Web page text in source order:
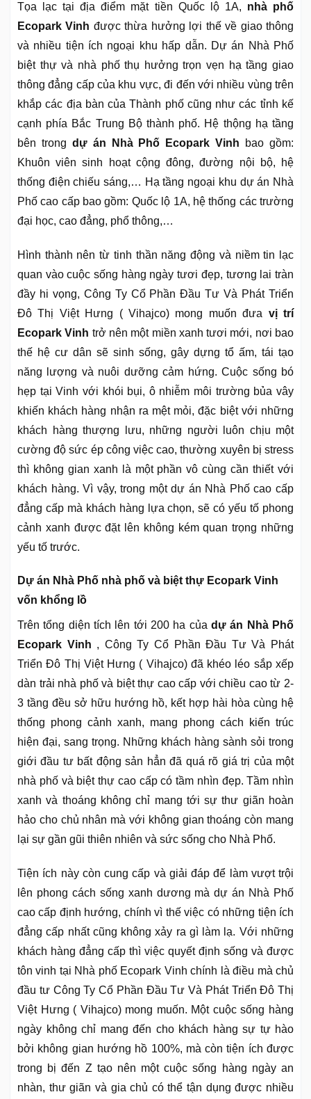
Tọa lạc tại địa điểm mặt tiền Quốc lộ 1A, nhà phố
Ecopark Vinh được thừa hưởng lợi thế về giao thông
và nhiều tiện ích ngoại khu hấp dẫn. Dự án Nhà Phố
biệt thự và nhà phố thụ hưởng trọn vẹn hạ tầng giao
thông đẳng cấp của khu vực, đi đến với nhiều vùng trên
khắp các địa bàn của Thành phố cũng như các tỉnh kế
cạnh phía Bắc Trung Bộ thành phố. Hệ thộng hạ tầng
bên trong dự án Nhà Phố Ecopark Vinh bao gồm:
Khuôn viên sinh hoạt cộng đông, đường nội bộ, hệ
thống điện chiếu sáng,… Hạ tầng ngoại khu dự án Nhà
Phố cao cấp bao gồm: Quốc lộ 1A, hệ thống các trường
đại học, cao đẳng, phổ thông,…
Hình thành nên từ tinh thần năng động và niềm tin lạc
quan vào cuộc sống hàng ngày tươi đẹp, tương lai tràn
đầy hi vọng, Công Ty Cổ Phần Đầu Tư Và Phát Triển
Đô Thị Việt Hưng ( Vihajco) mong muốn đưa vị trí
Ecopark Vinh trở nên một miền xanh tươi mới, nơi bao
thế hệ cư dân sẽ sinh sống, gây dựng tổ ấm, tái tạo
năng lượng và nuôi dưỡng cảm hứng. Cuộc sống bó
hẹp tại Vinh với khói bụi, ô nhiễm môi trường bủa vây
khiến khách hàng nhận ra mệt mỏi, đặc biệt với những
khách hàng thượng lưu, những người luôn chịu một
cường độ sức ép công việc cao, thường xuyên bị stress
thì không gian xanh là một phần vô cùng cần thiết với
khách hàng. Vì vậy, trong một dự án Nhà Phố cao cấp
đẳng cấp mà khách hàng lựa chọn, sẽ có yếu tố phong
cảnh xanh được đặt lên không kém quan trọng những
yếu tố trước.
Dự án Nhà Phố nhà phố và biệt thự Ecopark Vinh
vốn khổng lồ
Trên tổng diện tích lên tới 200 ha của dự án Nhà Phố
Ecopark Vinh , Công Ty Cổ Phần Đầu Tư Và Phát
Triển Đô Thị Việt Hưng ( Vihajco) đã khéo léo sắp xếp
dàn trải nhà phố và biệt thự cao cấp với chiều cao từ 2-
3 tầng đều sở hữu hướng hồ, kết hợp hài hòa cùng hệ
thống phong cảnh xanh, mang phong cách kiến trúc
hiện đại, sang trọng. Những khách hàng sành sỏi trong
giới đầu tư bất động sản hẳn đã quá rõ giá trị của một
nhà phố và biệt thự cao cấp có tầm nhìn đẹp. Tầm nhìn
xanh và thoáng không chỉ mang tới sự thư giãn hoàn
hảo cho chủ nhân mà với không gian thoáng còn mang
lại sự gần gũi thiên nhiên và sức sống cho Nhà Phố.
Tiện ích này còn cung cấp và giải đáp để làm vượt trội
lên phong cách sống xanh dương mà dự án Nhà Phố
cao cấp định hướng, chính vì thế việc có những tiện ích
đẳng cấp nhất cũng không xảy ra gì làm lạ. Với những
khách hàng đẳng cấp thì việc quyết định sống và được
tôn vinh tại Nhà phố Ecopark Vinh chính là điều mà chủ
đầu tư Công Ty Cổ Phần Đầu Tư Và Phát Triển Đô Thị
Việt Hưng ( Vihajco) mong muốn. Một cuộc sống hàng
ngày không chỉ mang đến cho khách hàng sự tự hào
bởi không gian hướng hồ 100%, mà còn tiện ích được
trong bị đến Z tạo nên một cuộc sống hàng ngày an
nhàn, thư giãn và gia chủ có thể tận dụng được nhiều